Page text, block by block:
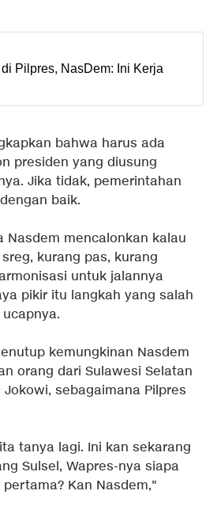
Pilpres, NasDem: Ini Kerja
bahwa harus ada
presiden yang diusung
Jika tidak, pemerintahan
baik.
Nasdem mencalonkan kalau
kurang pas, kurang
untuk jalannya
pikir itu langkah yang salah
kemungkinan Nasdem
orang dari Sulawesi Selatan
sebagaimana Pilpres
tanya lagi. Ini kan sekarang
Sulsel, Wapres-nya siapa
Kan Nasdem,"